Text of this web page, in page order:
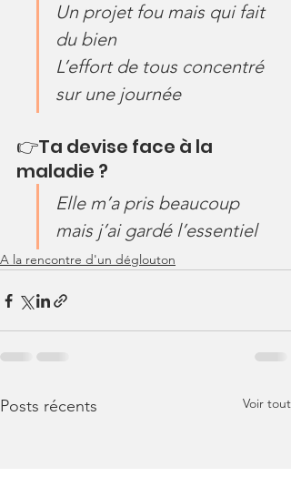
Un projet fou mais qui fait
du bien
L’effort de tous concentré
sur une journée
👉Ta devise face à la
maladie ?
Elle m’a pris beaucoup
mais j’ai gardé l’essentiel
A la rencontre d'un déglouton
Posts récents Voir tout